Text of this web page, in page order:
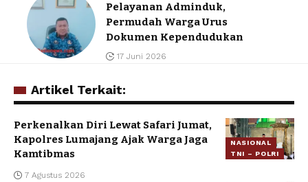
Pelayanan Adminduk,
Permudah Warga Urus
Dokumen Kependudukan
17 Juni 2026
Artikel Terkait:
NASIONAL
TNI – POLRI
Perkenalkan Diri Lewat Safari Jumat,
Kapolres Lumajang Ajak Warga Jaga
Kamtibmas
7 Agustus 2026